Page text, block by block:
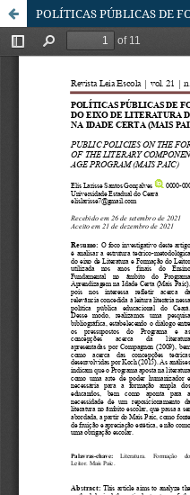
POLÍTICAS PÚBLICAS DE